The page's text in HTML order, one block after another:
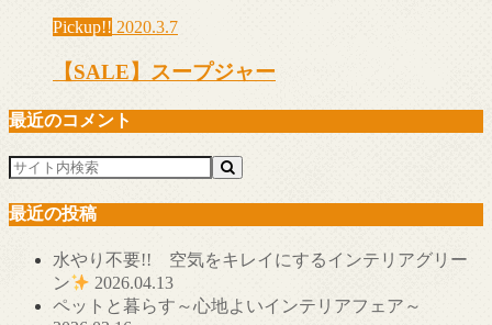
Pickup!! 2020.3.7
【SALE】スープジャー
最近のコメント
最近の投稿
水やり不要!! 空気をキレイにするインテリアグリー
ン
2026.04.13
ペットと暮らす～心地よいインテリアフェア～